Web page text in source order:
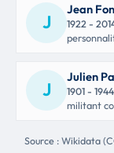
J
Jean
1922 -
J
Julien
1901 - 1944
militant
Source : Wikidata